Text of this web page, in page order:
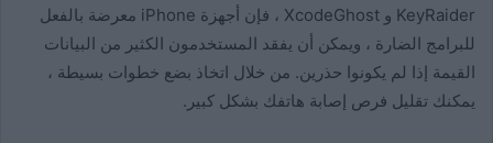
KeyRaider و XcodeGhost ، فإن أجهزة iPhone معرضة بالفعل
للبرامج الضارة ، ويمكن أن يفقد المستخدمون الكثير من البيانات
القيمة إذا لم يكونوا حذرين. من خلال اتخاذ بضع خطوات بسيطة ،
يمكنك تقليل فرص إصابة هاتفك بشكل كبير.